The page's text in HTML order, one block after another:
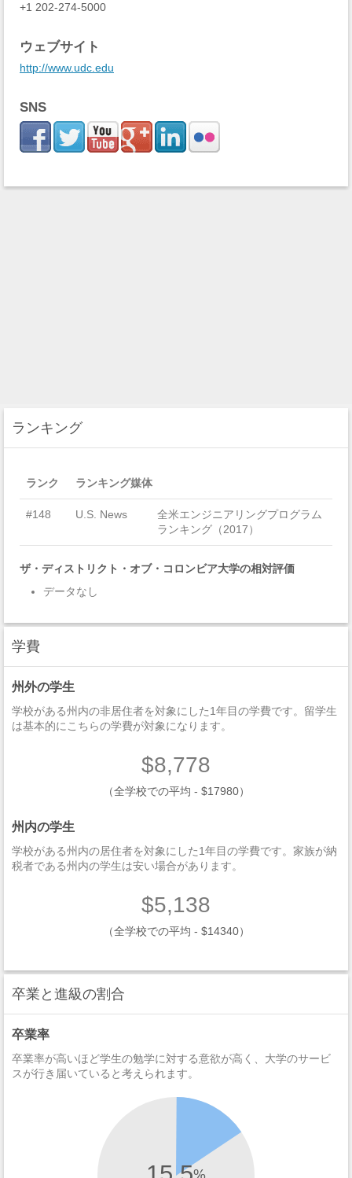
+1 202-274-5000
ウェブサイト
http://www.udc.edu
SNS
ランキング
ランク ランキング媒体
#148 U.S. News
全米エンジニアリングプログラム
ランキング（2017）
ザ・ディストリクト・オブ・コロンビア大学の相対評価
データなし
学費
州外の学生
学校がある州内の非居住者を対象にした1年目の学費です。留学生
は基本的にこちらの学費が対象になります。
$8,778
（全学校での平均 - $17980）
州内の学生
学校がある州内の居住者を対象にした1年目の学費です。家族が納
税者である州内の学生は安い場合があります。
$5,138
（全学校での平均 - $14340）
卒業と進級の割合
卒業率
卒業率が高いほど学生の勉学に対する意欲が高く、大学のサービ
スが行き届いていると考えられます。
%